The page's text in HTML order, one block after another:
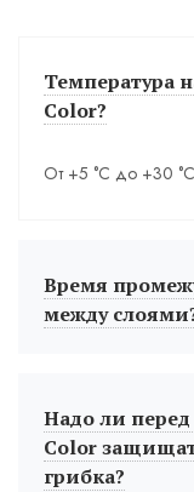
Температура
Color?
От +5 °С до +30 °С
Время
между
Надо ли
Color
грибка?